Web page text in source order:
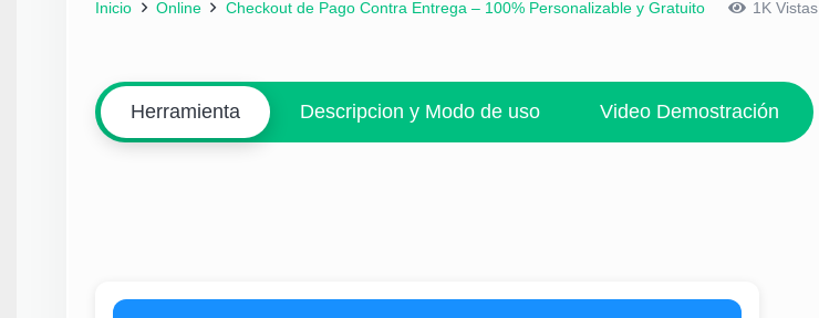
Inicio Online Checkout de Pago Contra Entrega – 100% Personalizable y Gratuito 1KVistas
Herramienta Descripcion y Modo de uso Video Demostración